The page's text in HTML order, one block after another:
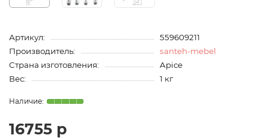
Артикул:
559609211
Производитель:
santeh-mebel
Страна изготовления:
Apice
Вес:
1 кг
16755 р